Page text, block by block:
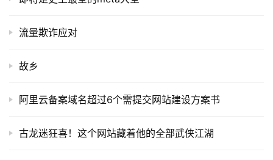
流量欺诈应对
故乡
阿里云备案域名超过6个需提交网站建设方案书
古龙迷狂喜！这个网站藏着他的全部武侠江湖